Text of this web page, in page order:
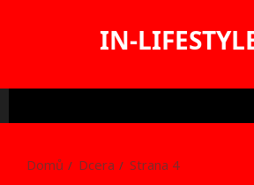
IN-
Domů Dcera Strana 4